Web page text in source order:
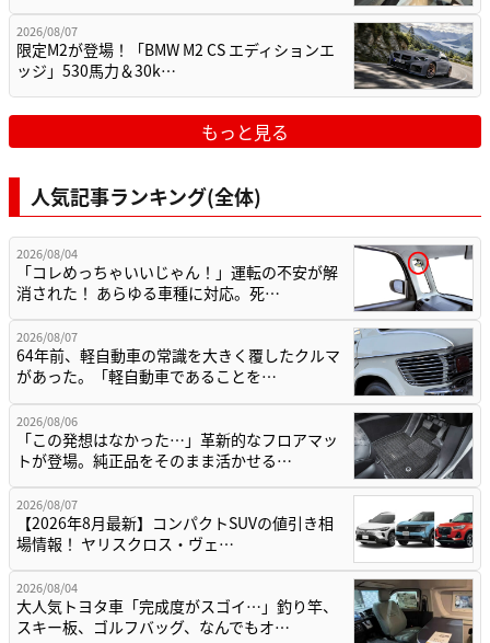
2026/08/07
限定M2が登場！「BMW M2 CS エディションエ
ッジ」530馬力＆30k…
もっと見る
人気記事ランキング(全体)
2026/08/04
「コレめっちゃいいじゃん！」運転の不安が解
消された！ あらゆる車種に対応。死…
2026/08/07
64年前、軽自動車の常識を大きく覆したクルマ
があった。「軽自動車であることを…
2026/08/06
「この発想はなかった…」革新的なフロアマッ
トが登場。純正品をそのまま活かせる…
2026/08/07
【2026年8月最新】コンパクトSUVの値引き相
場情報！ ヤリスクロス・ヴェ…
2026/08/04
大人気トヨタ車「完成度がスゴイ…」釣り竿、
スキー板、ゴルフバッグ、なんでもオ…